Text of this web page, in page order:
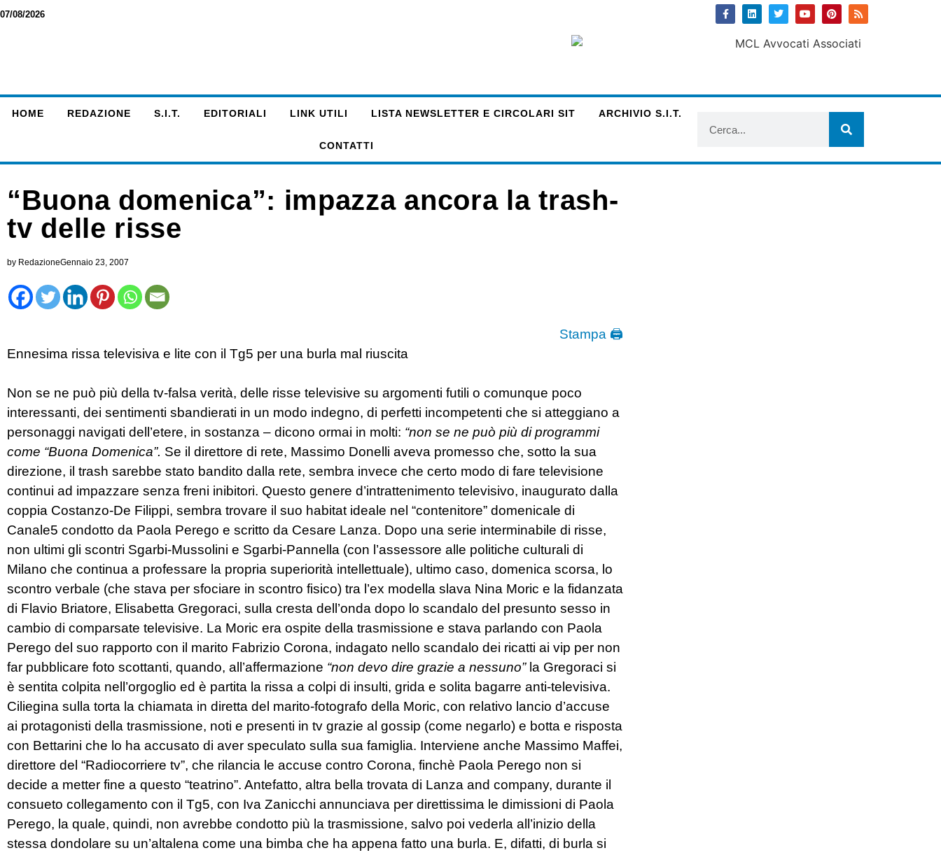
07/08/2026
HOME REDAZIONE S.I.T. EDITORIALI LINK UTILI LISTA NEWSLETTER E CIRCOLARI SIT ARCHIVIO S.I.T.
CONTATTI
“Buona domenica”: impazza ancora la trash-
tv delle risse
by RedazioneGennaio 23, 2007
Stampa 🖨
Ennesima rissa televisiva e lite con il Tg5 per una burla mal riuscita
Non se ne può più della tv-falsa verità, delle risse televisive su argomenti futili o comunque poco
interessanti, dei sentimenti sbandierati in un modo indegno, di perfetti incompetenti che si atteggiano a
personaggi navigati dell’etere, in sostanza – dicono ormai in molti: “non se ne può più di programmi
come “Buona Domenica”. Se il direttore di rete, Massimo Donelli aveva promesso che, sotto la sua
direzione, il trash sarebbe stato bandito dalla rete, sembra invece che certo modo di fare televisione
continui ad impazzare senza freni inibitori. Questo genere d’intrattenimento televisivo, inaugurato dalla
coppia Costanzo-De Filippi, sembra trovare il suo habitat ideale nel “contenitore” domenicale di
Canale5 condotto da Paola Perego e scritto da Cesare Lanza. Dopo una serie interminabile di risse,
non ultimi gli scontri Sgarbi-Mussolini e Sgarbi-Pannella (con l’assessore alle politiche culturali di
Milano che continua a professare la propria superiorità intellettuale), ultimo caso, domenica scorsa, lo
scontro verbale (che stava per sfociare in scontro fisico) tra l’ex modella slava Nina Moric e la fidanzata
di Flavio Briatore, Elisabetta Gregoraci, sulla cresta dell’onda dopo lo scandalo del presunto sesso in
cambio di comparsate televisive. La Moric era ospite della trasmissione e stava parlando con Paola
Perego del suo rapporto con il marito Fabrizio Corona, indagato nello scandalo dei ricatti ai vip per non
far pubblicare foto scottanti, quando, all’affermazione “non devo dire grazie a nessuno”la Gregoraci si
è sentita colpita nell’orgoglio ed è partita la rissa a colpi di insulti, grida e solita bagarre anti-televisiva.
Ciliegina sulla torta la chiamata in diretta del marito-fotografo della Moric, con relativo lancio d’accuse
ai protagonisti della trasmissione, noti e presenti in tv grazie al gossip (come negarlo) e botta e risposta
con Bettarini che lo ha accusato di aver speculato sulla sua famiglia. Interviene anche Massimo Maffei,
direttore del “Radiocorriere tv”, che rilancia le accuse contro Corona, finchè Paola Perego non si
decide a metter fine a questo “teatrino”. Antefatto, altra bella trovata di Lanza and company, durante il
consueto collegamento con il Tg5, con Iva Zanicchi annunciava per direttissima le dimissioni di Paola
Perego, la quale, quindi, non avrebbe condotto più la trasmissione, salvo poi vederla all’inizio della
stessa dondolare su un’altalena come una bimba che ha appena fatto una burla. E, difatti, di burla si